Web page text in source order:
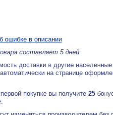
ошибке в описании
составляет 5 дней
доставки в другие
на странице
покупке вы получите 25